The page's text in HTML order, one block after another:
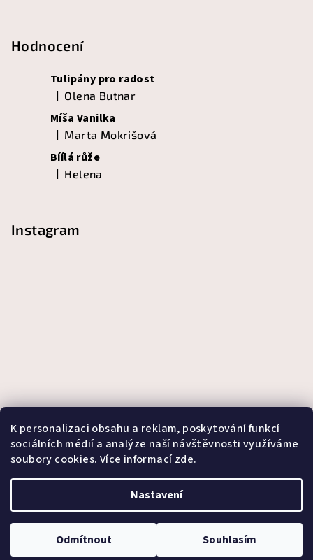
K personalizaci obsahu a reklam, poskytování funkcí
sociálních médií a analýze naší návštěvnosti využíváme
soubory cookies. Více informacízde.
Nastavení
Odmítnout Souhlasím
Hodnocení
Tulipány pro radost
Hodnocení produktu je 5 z 5 hvězdiček.
| Olena Butnar
Míša Vanilka
Hodnocení produktu je 5 z 5 hvězdiček.
| Marta Mokrišová
Bíílá růže
Hodnocení produktu je 5 z 5 hvězdiček.
| Helena
Instagram
Sledovat na Instagramu
nastavení cookies
Vytvořil Shoptet